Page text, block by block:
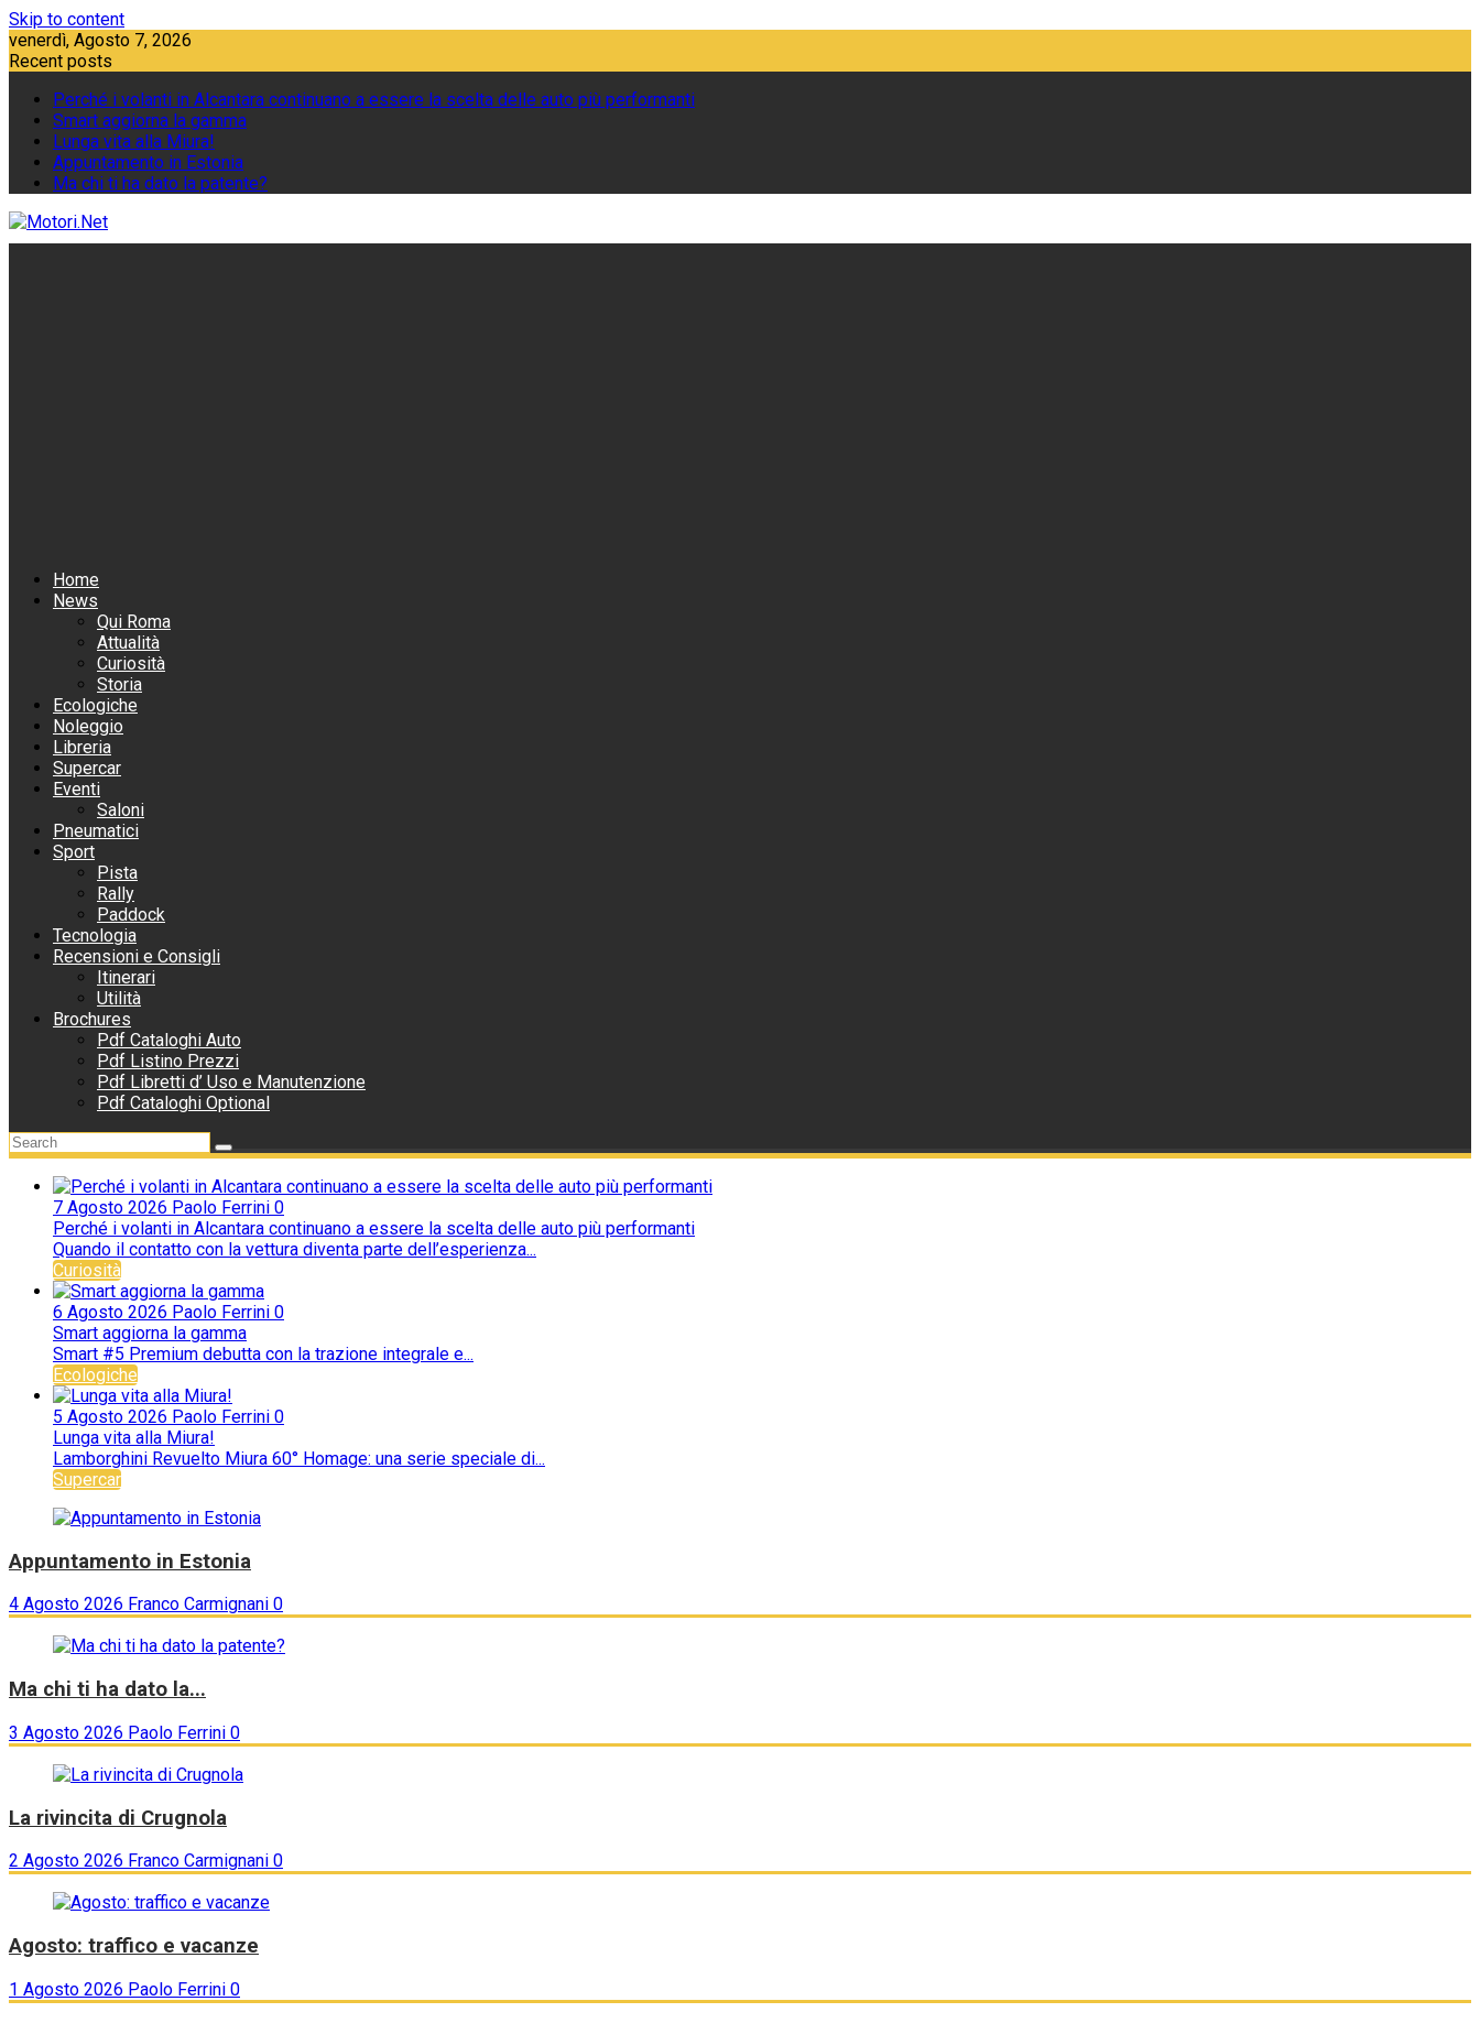
Skip to content
venerdì, Agosto 7, 2026
Recent posts
Perché i volanti in Alcantara continuano a essere la scelta delle auto più performanti
Smart aggiorna la gamma
Lunga vita alla Miura!
Appuntamento in Estonia
Ma chi ti ha dato la patente?
Home
News
Qui Roma
Attualità
Curiosità
Storia
Ecologiche
Noleggio
Libreria
Supercar
Eventi
Saloni
Pneumatici
Sport
Pista
Rally
Paddock
Tecnologia
Recensioni e Consigli
Itinerari
Utilità
Brochures
Pdf Cataloghi Auto
Pdf Listino Prezzi
Pdf Libretti d’ Uso e Manutenzione
Pdf Cataloghi Optional
7 Agosto 2026 Paolo Ferrini 0
Perché i volanti in Alcantara continuano a essere la scelta delle auto più performanti
Quando il contatto con la vettura diventa parte dell’esperienza...
Curiosità
6 Agosto 2026 Paolo Ferrini 0
Smart aggiorna la gamma
Smart #5 Premium debutta con la trazione integrale e...
Ecologiche
5 Agosto 2026 Paolo Ferrini 0
Lunga vita alla Miura!
Lamborghini Revuelto Miura 60° Homage: una serie speciale di...
Supercar
Appuntamento in Estonia
4 Agosto 2026 Franco Carmignani 0
Ma chi ti ha dato la...
3 Agosto 2026 Paolo Ferrini 0
La rivincita di Crugnola
2 Agosto 2026 Franco Carmignani 0
Agosto: traffico e vacanze
1 Agosto 2026 Paolo Ferrini 0